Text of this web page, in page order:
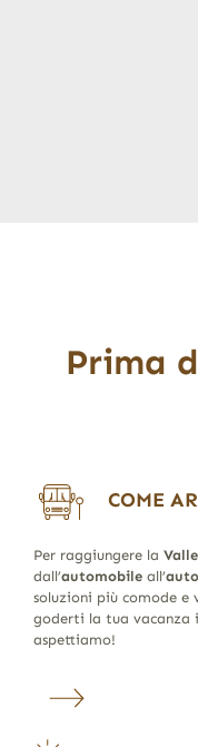
Prima
COME
Per raggiungere la
dall’automobileall’
soluzioni più comode e
goderti la tua vacanza
aspettiamo!